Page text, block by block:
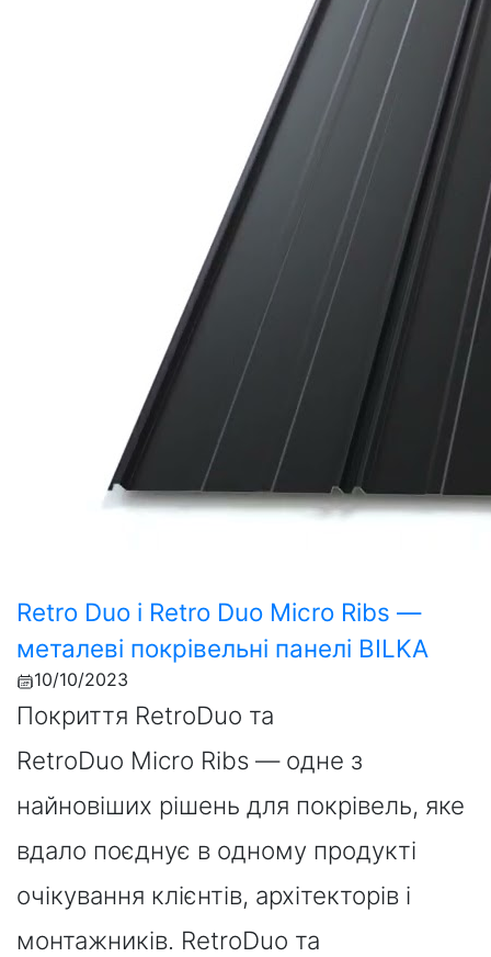
Retro Duo і Retro Duo Micro Ribs —
металеві покрівельні панелі BILKA
10/10/2023
Покриття RetroDuo та
RetroDuo Micro Ribs — одне з
найновіших рішень для покрівель, яке
вдало поєднує в одному продукті
очікування клієнтів, архітекторів і
монтажників. RetroDuo та